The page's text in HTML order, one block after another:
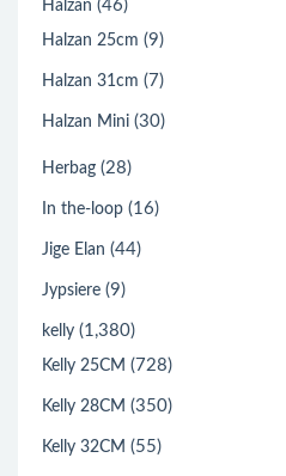
Halzan (46)
Halzan 25cm (9)
Halzan 31cm (7)
Halzan Mini (30)
Herbag (28)
In the-loop (16)
Jige Elan (44)
Jypsiere (9)
kelly (1,380)
Kelly 25CM (728)
Kelly 28CM (350)
Kelly 32CM (55)